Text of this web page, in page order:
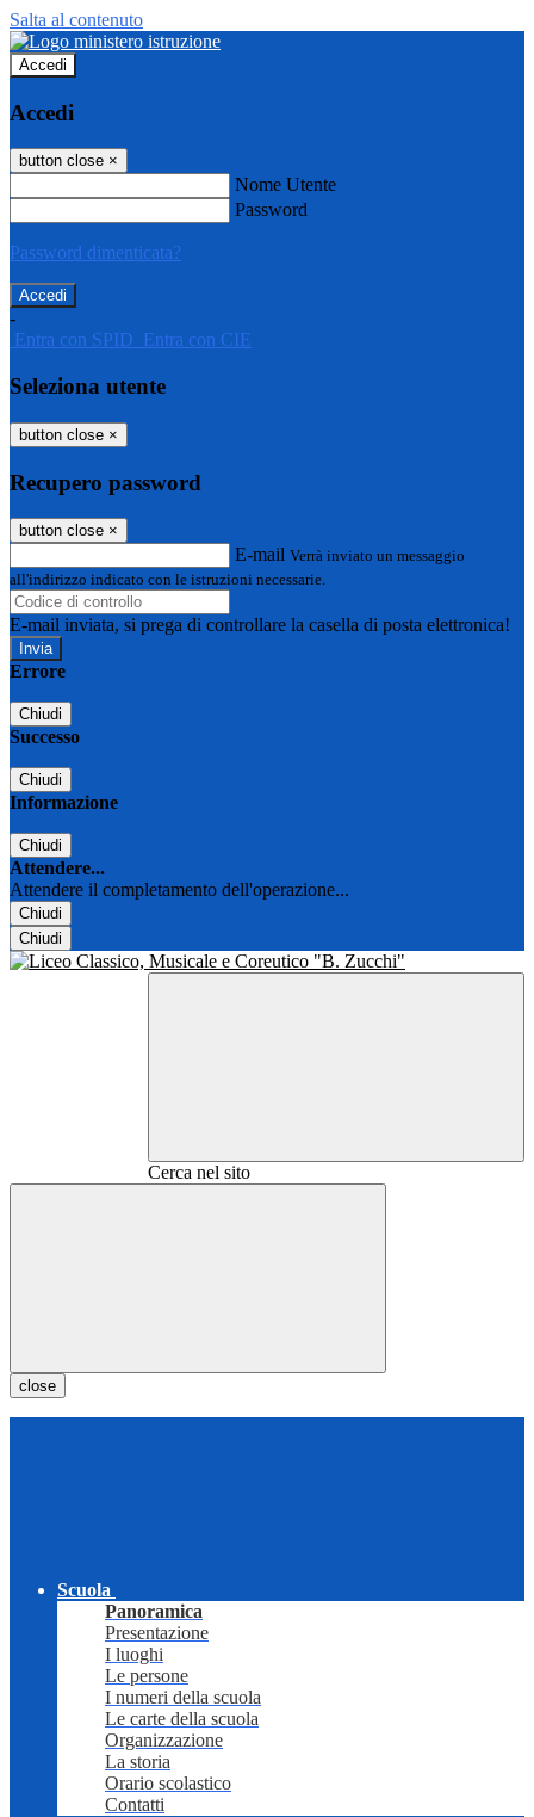
Salta al contenuto
Accedi
Accedi
button close ×
Nome Utente
Password
Password dimenticata?
-
Entra con SPID Entra con CIE
Seleziona utente
button close ×
Recupero password
button close ×
E-mail Verrà inviato un messaggio
all'indirizzo indicato con le istruzioni necessarie.
E-mail inviata, si prega di controllare la casella di posta elettronica!
Errore
Chiudi
Successo
Chiudi
Informazione
Chiudi
Attendere...
Attendere il completamento dell'operazione...
Chiudi
Chiudi
Cerca nel sito
close
Scuola
Panoramica
Presentazione
I luoghi
Le persone
I numeri della scuola
Le carte della scuola
Organizzazione
La storia
Orario scolastico
Contatti